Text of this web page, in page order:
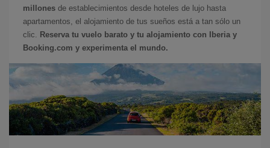
millones de establecimientos desde hoteles de lujo hasta
apartamentos, el alojamiento de tus sueños está a tan sólo un
clic.
Reserva tu vuelo barato y tu alojamiento con Iberia y
Booking.com y experimenta el mundo.